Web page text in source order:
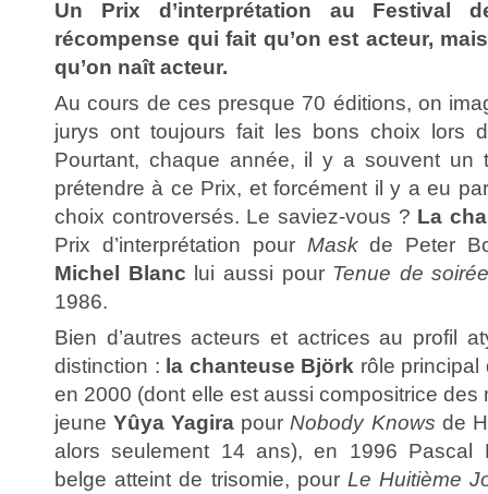
Un Prix d’interprétation au Festival
récompense qui fait qu’on est acteur,
qu’on naît acteur.
Au cours de ces presque 70 éditions, on
jurys ont toujours fait les bons choix lors
Pourtant, chaque année, il y a souvent un
prétendre à ce Prix, et forcément il y a eu
choix controversés. Le saviez-vous ? La
Prix d’interprétation pour Maskde Peter
Michel Blanc lui aussi pour Tenue de
1986.
Bien d’autres acteurs et actrices au profil
distinction : la chanteuse Björk rôle
en 2000 (dont elle est aussi compositrice des
jeune Yûya Yagira pourNobody Knows de
alors seulement 14 ans), en 1996 Pascal
belge atteint de trisomie, pour Le Huitième